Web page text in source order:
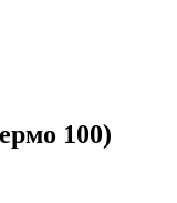
100)